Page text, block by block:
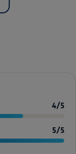
4/5
5/5